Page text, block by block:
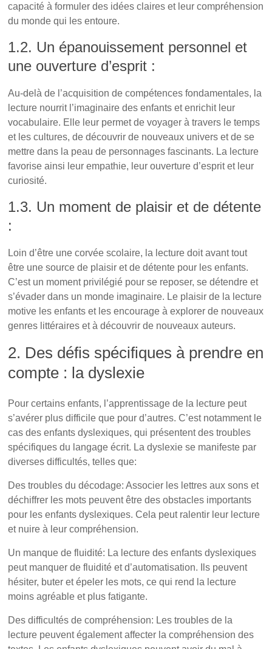
capacité à formuler des idées claires et leur compréhension
du monde qui les entoure.
1.2. Un épanouissement personnel et
une ouverture d’esprit :
Au-delà de l’acquisition de compétences fondamentales, la
lecture nourrit l’imaginaire des enfants et enrichit leur
vocabulaire. Elle leur permet de voyager à travers le temps
et les cultures, de découvrir de nouveaux univers et de se
mettre dans la peau de personnages fascinants. La lecture
favorise ainsi leur empathie, leur ouverture d’esprit et leur
curiosité.
1.3. Un moment de plaisir et de détente
:
Loin d’être une corvée scolaire, la lecture doit avant tout
être une source de plaisir et de détente pour les enfants.
C’est un moment privilégié pour se reposer, se détendre et
s’évader dans un monde imaginaire. Le plaisir de la lecture
motive les enfants et les encourage à explorer de nouveaux
genres littéraires et à découvrir de nouveaux auteurs.
2. Des défis spécifiques à prendre en
compte : la dyslexie
Pour certains enfants, l’apprentissage de la lecture peut
s’avérer plus difficile que pour d’autres. C’est notamment le
cas des enfants dyslexiques, qui présentent des troubles
spécifiques du langage écrit. La dyslexie se manifeste par
diverses difficultés, telles que:
Des troubles du décodage: Associer les lettres aux sons et
déchiffrer les mots peuvent être des obstacles importants
pour les enfants dyslexiques. Cela peut ralentir leur lecture
et nuire à leur compréhension.
Un manque de fluidité: La lecture des enfants dyslexiques
peut manquer de fluidité et d’automatisation. Ils peuvent
hésiter, buter et épeler les mots, ce qui rend la lecture
moins agréable et plus fatigante.
Des difficultés de compréhension: Les troubles de la
lecture peuvent également affecter la compréhension des